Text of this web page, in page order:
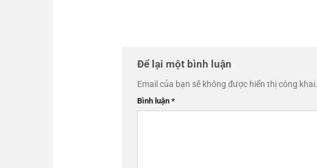
Để lại một bình luận
Email của bạn sẽ không được hiển thị công khai.
Bình luận *